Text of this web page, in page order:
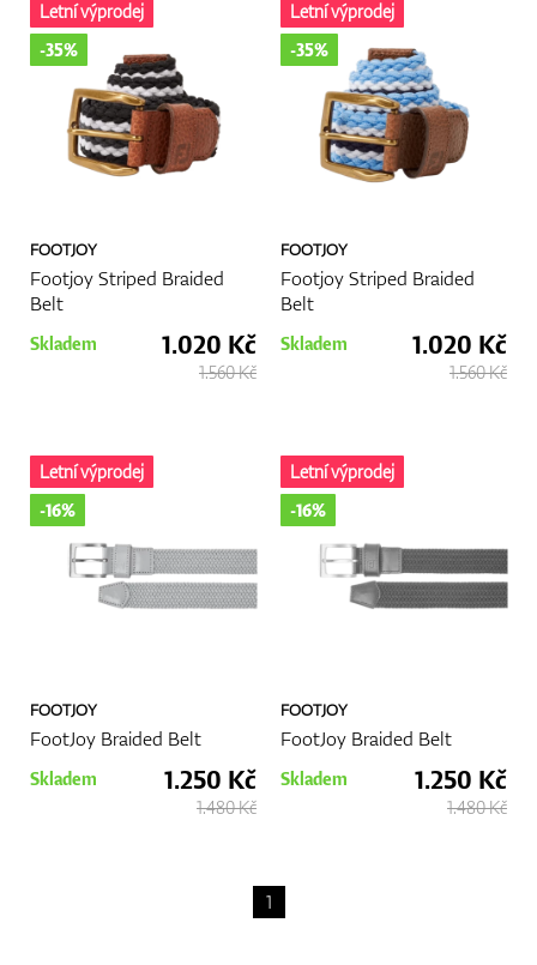
FOOTJOY
Footjoy Striped Braided
Belt
Letní výprodej
-35%
Skladem 1.020 Kč
1.560 Kč
FOOTJOY
Footjoy Striped Braided
Belt
Letní výprodej
-35%
Skladem 1.020 Kč
1.560 Kč
FOOTJOY
FootJoy Braided Belt
Letní výprodej
-16%
Skladem 1.250 Kč
1.480 Kč
FOOTJOY
FootJoy Braided Belt
Letní výprodej
-16%
Skladem 1.250 Kč
1.480 Kč
1